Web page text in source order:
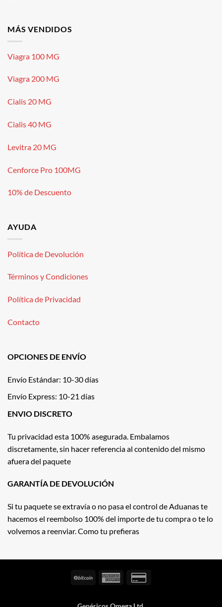
MÁS VENDIDOS
Viagra 100 MG
Viagra 200 MG
Cialis 20 MG
Cialis 40 MG
Levitra 20 MG
Cenforce Pro 100MG
10% de Descuento
AYUDA
Política de Devolución
Términos y Condiciones
Política de Privacidad
Contacto
OPCIONES DE ENVÍO
Envío Estándar: 10-30 días
Envío Express: 10-21 días
ENVIO DISCRETO
Tu privacidad esta 100% asegurada. Embalamos
discretamente, sin hacer referencia al contenido del mismo
afuera del paquete
GARANTÍA DE DEVOLUCIÓN
Si tu paquete se extravía o no pasa el control de Aduanas te
hacemos el reembolso 100% del importe de tu compra o te lo
volvemos a reenviar. Como tu prefieras
BitCoin
American